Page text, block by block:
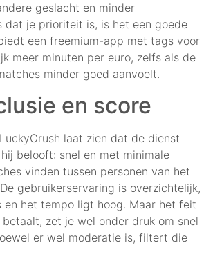
geslacht en minder
dat je prioriteit is, is het een goede
een freemium-app met tags voor
meer minuten per euro, zelfs als de
minder goed aanvoelt.
en score
laat zien dat de dienst
belooft: snel en met minimale
vinden tussen personen van het
gebruikerservaring is overzichtelijk,
en het tempo ligt hoog. Maar het feit
zet je wel onder druk om snel
er wel moderatie is, filtert die